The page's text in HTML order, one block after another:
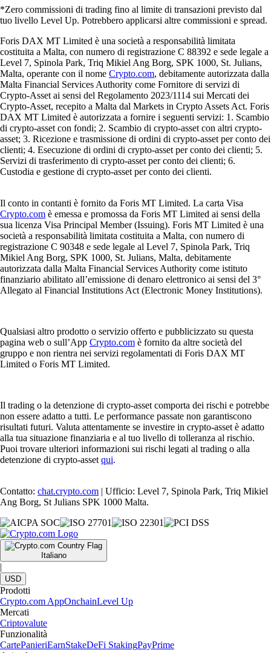
*Zero commissioni di trading fino al limite di transazioni previsto dal
tuo livello Level Up. Potrebbero applicarsi altre commissioni e spread.
Foris DAX MT Limited è una società a responsabilità limitata
costituita a Malta, con numero di registrazione C 88392 e sede legale a
Level 7, Spinola Park, Triq Mikiel Ang Borg, SPK 1000, St. Julians,
Malta, operante con il nome Crypto.com, debitamente autorizzata dalla
Malta Financial Services Authority come Fornitore di servizi di
Crypto-Asset ai sensi del Regolamento 2023/1114 sui Mercati dei
Crypto-Asset, recepito a Malta dal Markets in Crypto Assets Act. Foris
DAX MT Limited è autorizzata a fornire i seguenti servizi: 1. Scambio
di crypto-asset con fondi; 2. Scambio di crypto-asset con altri crypto-
asset; 3. Ricezione e trasmissione di ordini di crypto-asset per conto dei
clienti; 4. Esecuzione di ordini di crypto-asset per conto dei clienti; 5.
Servizi di trasferimento di crypto-asset per conto dei clienti; 6.
Custodia e gestione di crypto-asset per conto dei clienti.
Il conto in contanti è fornito da Foris MT Limited. La carta Visa
Crypto.com è emessa e promossa da Foris MT Limited ai sensi della
sua licenza Visa Principal Member (Issuing). Foris MT Limited è una
società a responsabilità limitata costituita a Malta, con numero di
registrazione C 90348 e sede legale al Level 7, Spinola Park, Triq
Mikiel Ang Borg, SPK 1000, St. Julians, Malta, debitamente
autorizzata dalla Malta Financial Services Authority come istituto
finanziario abilitato all’emissione di denaro elettronico ai sensi del 3°
Allegato al Financial Institutions Act (Electronic Money Institutions).
Qualsiasi altro prodotto o servizio offerto e pubblicizzato su questa
pagina web o sull’App Crypto.com è fornito da altre società del
gruppo e non rientra nei servizi regolamentati di Foris DAX MT
Limited o Foris MT Limited.
Il trading o la detenzione di crypto-asset comporta dei rischi e potrebbe
non essere adatto a tutti. Le performance passate non garantiscono
risultati futuri. Valuta attentamente se investire in crypto-asset è adatto
alla tua situazione finanziaria e al tuo livello di tolleranza al rischio.
Puoi trovare ulteriori informazioni sui rischi legati al trading o alla
detenzione di crypto-asset qui.
Contatto: chat.crypto.com | Ufficio: Level 7, Spinola Park, Triq Mikiel
Ang Borg, St Julians SPK 1000 Malta.
Italiano
|
USD
Prodotti
Crypto.com AppOnchainLevel Up
Mercati
Criptovalute
Funzionalità
CartePanieriEarnStakeDeFi StakingPayPrime